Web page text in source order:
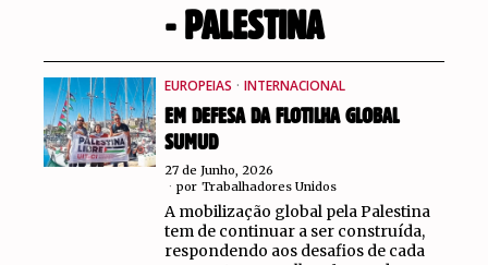
- PALESTINA
EUROPEIAS · INTERNACIONAL
EM DEFESA DA FLOTILHA GLOBAL
SUMUD
27 de Junho, 2026
por Trabalhadores Unidos
A mobilização global pela Palestina
tem de continuar a ser construída,
respondendo aos desafios de cada